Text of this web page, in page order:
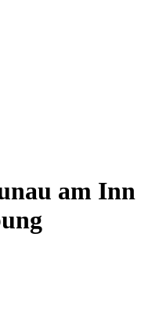
am Inn